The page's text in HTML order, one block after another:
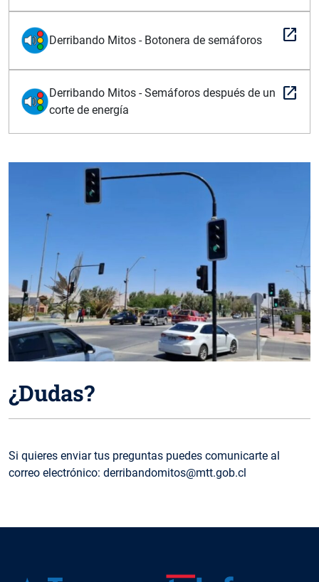
Derribando Mitos - Botonera de semáforos open_in_new
Derribando Mitos - Semáforos después de un
corte de energía
open_in_new
¿Dudas?
Si quieres enviar tus preguntas puedes comunicarte al
correo electrónico: derribandomitos@mtt.gob.cl